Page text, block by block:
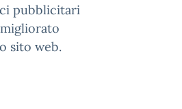
pubblicitari
sito web.